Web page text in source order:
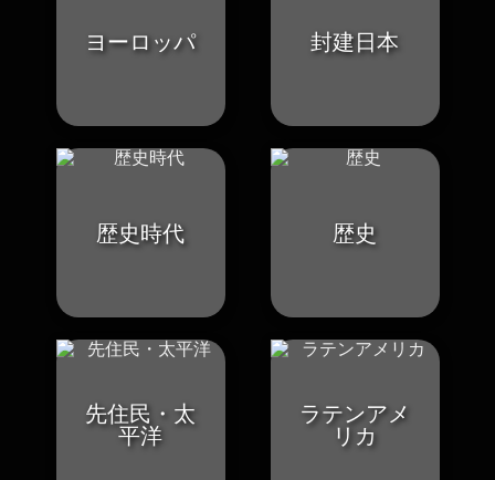
ヨーロッパ 封建日本
歴史時代 歴史
先住民・太
平洋
ラテンアメ
リカ